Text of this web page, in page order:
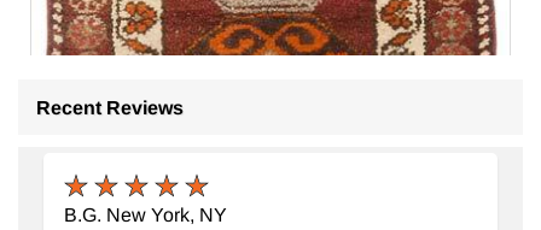
Recent Reviews
B.G. New York, NY